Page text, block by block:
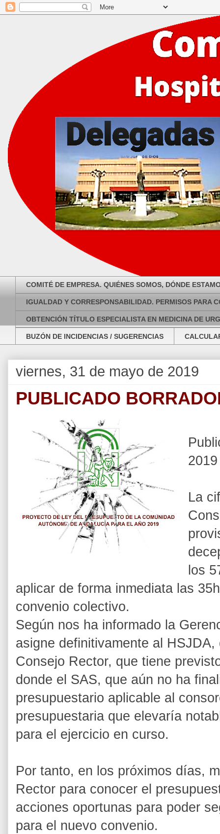
COMITÉ DE EMPRESA. QUIÉNES SOMOS, DÓNDE
IGUALDAD Y CORRESPONSABILIDAD. PERMISOS PARA
OBTENCIÓN TÍTULO ESPECIALISTA EN MEDICINA DE
BUZÓN DE INCIDENCIAS / SUGERENCIAS
viernes, 31 de mayo de 2019
PUBLICADO
La
los
aplicar de forma inmediata las
convenio colectivo.
Según nos ha informado la
asigne definitivamente al
Consejo Rector, que tiene
donde el SAS, que aún no ha
presupuestario aplicable al
presupuestaria que elevaría
para el ejercicio en curso.
Por tanto, en los próximos días,
Rector para conocer el
acciones oportunas para poder
para el nuevo convenio.